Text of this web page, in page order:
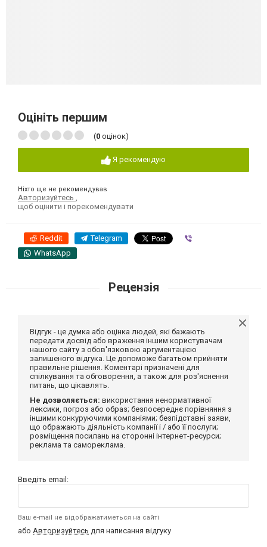
Оцініть першим
(0 оцінок)
Я рекомендую
Ніхто ще не рекомендував
Авторизуйтесь
щоб оцінити і порекомендувати
Reddit Telegram
WhatsApp
Рецензія
Відгук - це думка або оцінка людей, які бажають
передати досвід або враження іншим користувачам
нашого сайту з обов'язковою аргументацією
залишеного відгука. Це допоможе багатьом прийняти
правильне рішення. Коментарі призначені для
спілкування та обговорення, а також для роз'яснення
питань, що цікавлять.
Не дозволяється: використання ненормативної
лексики, погроз або образ; безпосереднє порівняння з
іншими конкуруючими компаніями; безпідставні заяви,
що ображають діяльність компанії і / або її послуги;
розміщення посилань на сторонні інтернет-ресурси;
реклама та самореклама.
Введіть email:
Ваш e-mail не відображатиметься на сайті
або Авторизуйтесь для написання відгуку